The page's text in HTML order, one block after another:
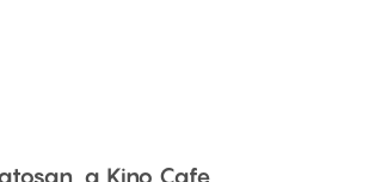
a Kino Cafe